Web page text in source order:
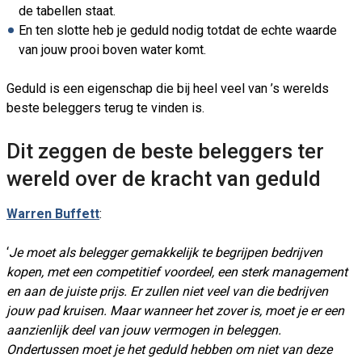
de tabellen staat.
En ten slotte heb je geduld nodig totdat de echte waarde
van jouw prooi boven water komt.
Geduld is een eigenschap die bij heel veel van ’s werelds
beste beleggers terug te vinden is.
Dit zeggen de beste beleggers ter
wereld over de kracht van geduld
Warren Buffett:
‘Je moet als belegger gemakkelijk te begrijpen bedrijven
kopen, met een competitief voordeel, een sterk management
en aan de juiste prijs. Er zullen niet veel van die bedrijven
jouw pad kruisen. Maar wanneer het zover is, moet je er een
aanzienlijk deel van jouw vermogen in beleggen.
Ondertussen moet je het geduld hebben om niet van deze